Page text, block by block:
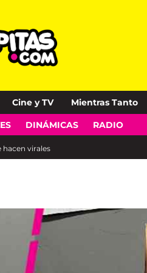
Cine y TV Mientras Tanto
DINÁMICAS RADIO
hacen virales